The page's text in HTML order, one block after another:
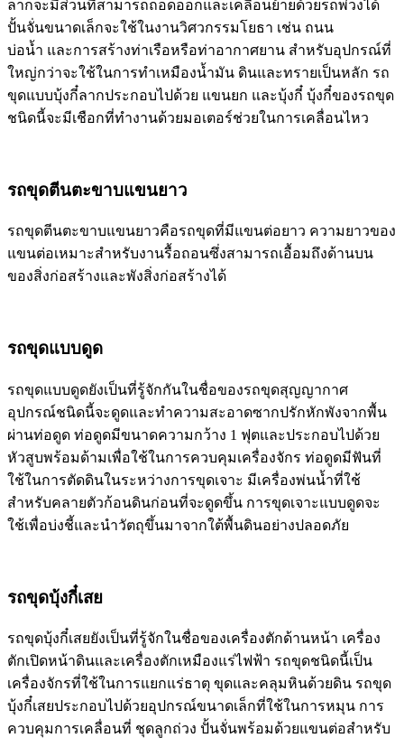
ลากจะมีส่วนที่สามารถถอดออกและเคลื่อนย้ายด้วยรถพ่วงได้
ปั้นจั่นขนาดเล็กจะใช้ในงานวิศวกรรมโยธา เช่น ถนน
บ่อน้ำ และการสร้างท่าเรือหรือท่าอากาศยาน สำหรับอุปกรณ์ที่
ใหญ่กว่าจะใช้ในการทำเหมืองน้ำมัน ดินและทรายเป็นหลัก รถ
ขุดแบบบุ้งกี๋ลากประกอบไปด้วย แขนยก และบุ้งกี๋ บุ้งกี๋ของรถขุด
ชนิดนี้จะมีเชือกที่ทำงานด้วยมอเตอร์ช่วยในการเคลื่อนไหว
รถขุดตีนตะขาบแขนยาว
รถขุดตีนตะขาบแขนยาวคือรถขุดที่มีแขนต่อยาว ความยาวของ
แขนต่อเหมาะสำหรับงานรื้อถอนซึ่งสามารถเอื้อมถึงด้านบน
ของสิ่งก่อสร้างและพังสิ่งก่อสร้างได้
รถขุดแบบดูด
รถขุดแบบดูดยังเป็นที่รู้จักกันในชื่อของรถขุดสุญญากาศ
อุปกรณ์ชนิดนี้จะดูดและทำความสะอาดซากปรักหักพังจากพื้น
ผ่านท่อดูด ท่อดูดมีขนาดความกว้าง 1 ฟุตและประกอบไปด้วย
หัวสูบพร้อมด้ามเพื่อใช้ในการควบคุมเครื่องจักร ท่อดูดมีฟันที่
ใช้ในการตัดดินในระหว่างการขุดเจาะ มีเครื่องพ่นน้ำที่ใช้
สำหรับคลายตัวก้อนดินก่อนที่จะดูดขึ้น การขุดเจาะแบบดูดจะ
ใช้เพื่อบ่งชี้และนำวัตถุขึ้นมาจากใต้พื้นดินอย่างปลอดภัย
รถขุดบุ้งกี๋เสย
รถขุดบุ้งกี๋เสยยังเป็นที่รู้จักในชื่อของเครื่องตักด้านหน้า เครื่อง
ตักเปิดหน้าดินและเครื่องตักเหมืองแร่ไฟฟ้า รถขุดชนิดนี้เป็น
เครื่องจักรที่ใช้ในการแยกแร่ธาตุ ขุดและคลุมหินด้วยดิน รถขุด
บุ้งกี๋เสยประกอบไปด้วยอุปกรณ์ขนาดเล็กที่ใช้ในการหมุน การ
ควบคุมการเคลื่อนที่ ชุดลูกถ่วง ปั้นจั่นพร้อมด้วยแขนต่อสำหรับ